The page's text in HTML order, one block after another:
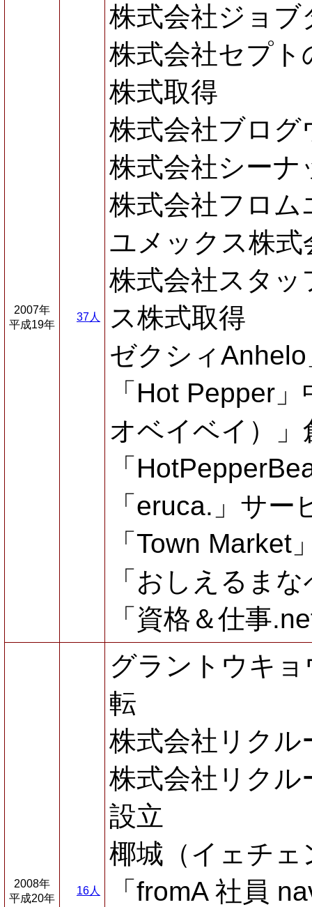
2007年
平成19年
37人
株式会社ジョ
株式会社セプト
株式取得
株式会社ブロ
株式会社シーナ
株式会社フロ
ユメックス株式
株式会社スタ
ス株式取得
ゼクシィ
「Hot Pepper
オベイベイ）」
「
「eruca.」サー
「Town Market
「おしえるま
「資格＆仕事
2008年
平成20年
16人
グラントウキ
転
株式会社リク
株式会社リク
設立
椰城（イェチェ
「fromA 社員